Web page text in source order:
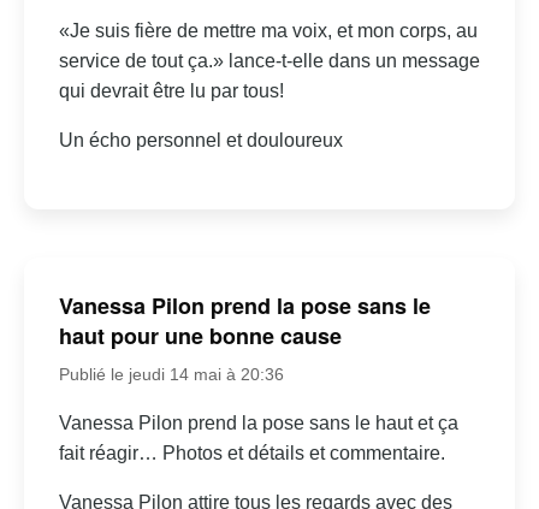
«Je suis fière de mettre ma voix, et mon corps, au
service de tout ça.» lance-t-elle dans un message
qui devrait être lu par tous!
Un écho personnel et douloureux
Vanessa Pilon prend la pose sans le
haut pour une bonne cause
Publié le jeudi 14 mai à 20:36
Vanessa Pilon prend la pose sans le haut et ça
fait réagir… Photos et détails et commentaire.
Vanessa Pilon attire tous les regards avec des